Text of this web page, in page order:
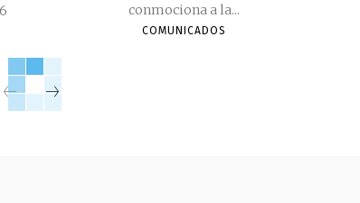
conmociona a la...
COMUNICADOS